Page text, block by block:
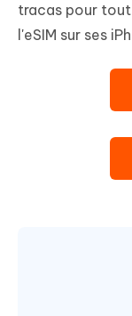
tracas pour
l'eSIM sur ses